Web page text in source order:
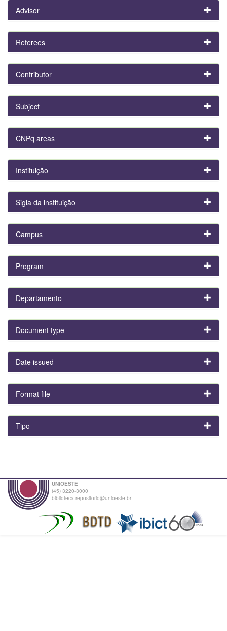
Advisor
Referees
Contributor
Subject
CNPq areas
Instituição
Sigla da instituição
Campus
Program
Departamento
Document type
Date issued
Format file
Tipo
UNIOESTE
(45) 3220-3000
biblioteca.repositorio@unioeste.br